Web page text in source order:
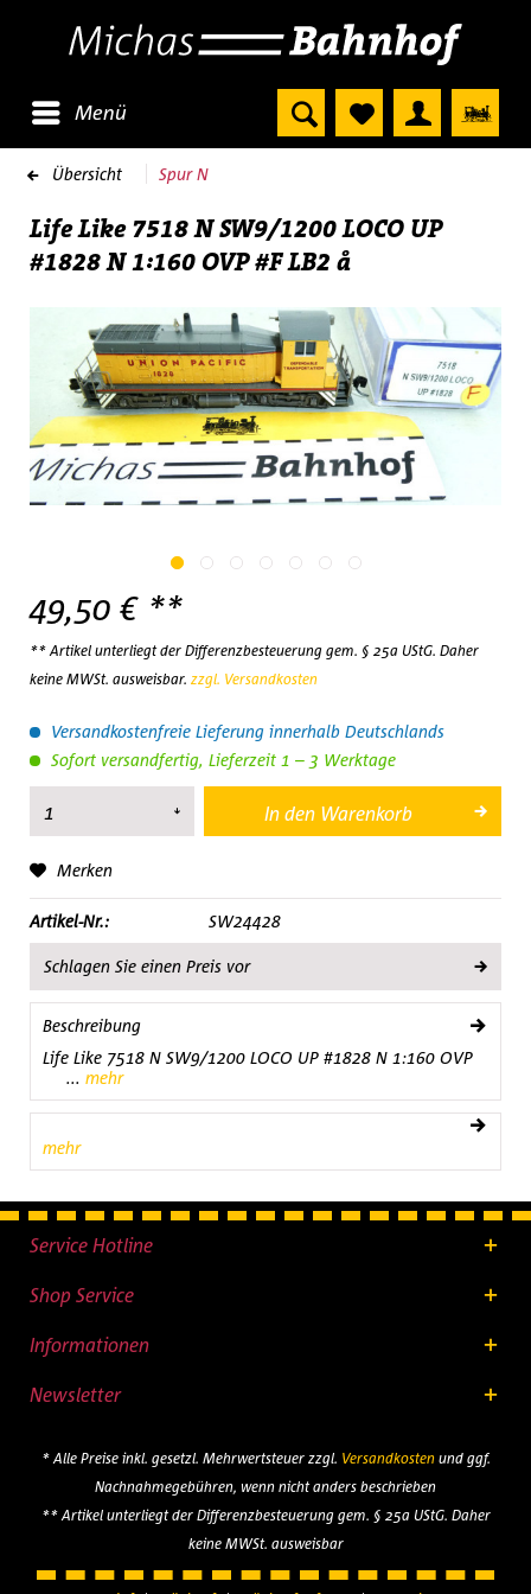
Menü
Übersicht Spur N
Life Like 7518 N SW9/1200 LOCO UP
#1828 N 1:160 OVP #F LB2 å
49,50 € **
** Artikel unterliegt der Differenzbesteuerung gem. § 25a UStG. Daher
keine MWSt. ausweisbar. zzgl. Versandkosten
Versandkostenfreie Lieferung innerhalb Deutschlands
Sofort versandfertig, Lieferzeit 1 – 3 Werktage
In den Warenkorb
Merken
Artikel-Nr.: SW24428
Schlagen Sie einen Preis vor
Beschreibung
Life Like 7518 N SW9/1200 LOCO UP #1828 N 1:160 OVP
... mehr
mehr
Service Hotline
Shop Service
Informationen
Newsletter
* Alle Preise inkl. gesetzl. Mehrwertsteuer zzgl. Versandkostenund ggf.
Nachnahmegebühren, wenn nicht anders beschrieben
** Artikel unterliegt der Differenzbesteuerung gem. § 25a UStG. Daher
keine MWSt. ausweisbar